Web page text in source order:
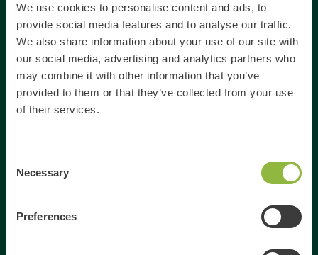
We use cookies to personalise content and ads, to
provide social media features and to analyse our traffic.
We also share information about your use of our site with
our social media, advertising and analytics partners who
may combine it with other information that you’ve
provided to them or that they’ve collected from your use
of their services.
Selection
Necessary
Preferences
Dagje uit
Dagje weg
Activiteiten Veluwe
Activiteiten Gelderland
Weekendje weg Gelderland
Familie uitjes Gelderland
Gezinsuitje Veluwe
Bedrijfsuitje Gelderland